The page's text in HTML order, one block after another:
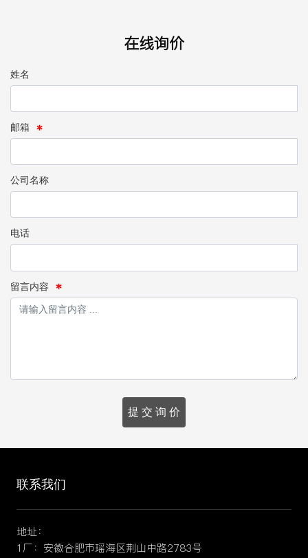
在线询价
姓名
邮箱
公司名称
电话
留言内容
联系我们
地址：
1厂：安徽合肥市瑶海区荆山中路2783号